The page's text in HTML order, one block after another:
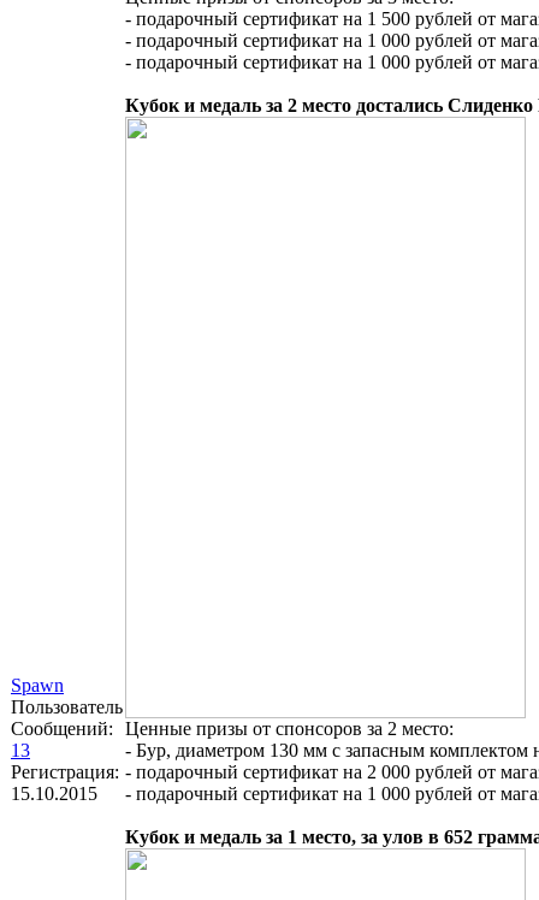
Spawn
Пользователь
Сообщений:
13
Регистрация:
15.10.2015
- подарочный сертификат на 1 500 рублей от
- подарочный сертификат на 1 000 рублей от
- подарочный сертификат на 1 000 рублей от
Кубок и медаль за 2 место достались Слиденко
Ценные призы от спонсоров за 2 место:
- Бур, диаметром 130 мм с запасным
- подарочный сертификат на 2 000 рублей от
- подарочный сертификат на 1 000 рублей от
Кубок и медаль за 1 место, за улов в 652